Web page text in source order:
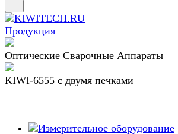
Продукция
Оптические Сварочные Аппараты
KIWI-6555 c двумя печками